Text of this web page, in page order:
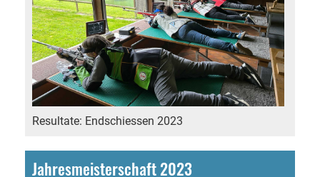
Resultate: Endschiessen 2023
Jahresmeisterschaft 2023